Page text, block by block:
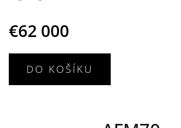
€62 000
DO KOŠÍKU